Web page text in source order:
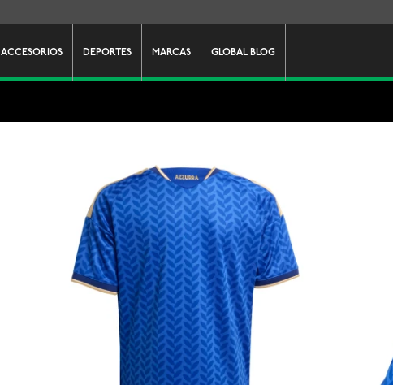
ACCESORIOS DEPORTES MARCAS GLOBAL BLOG